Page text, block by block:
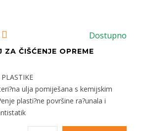
Dostupno
ZA ČIŠĆENJE OPREME
PLASTIKE
ulja pomiješana s kemijskim
plasti?ne površine ra?unala i